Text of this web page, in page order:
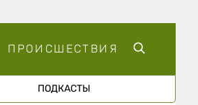
ПРОИСШЕСТВИЯ
ПОДКАСТЫ